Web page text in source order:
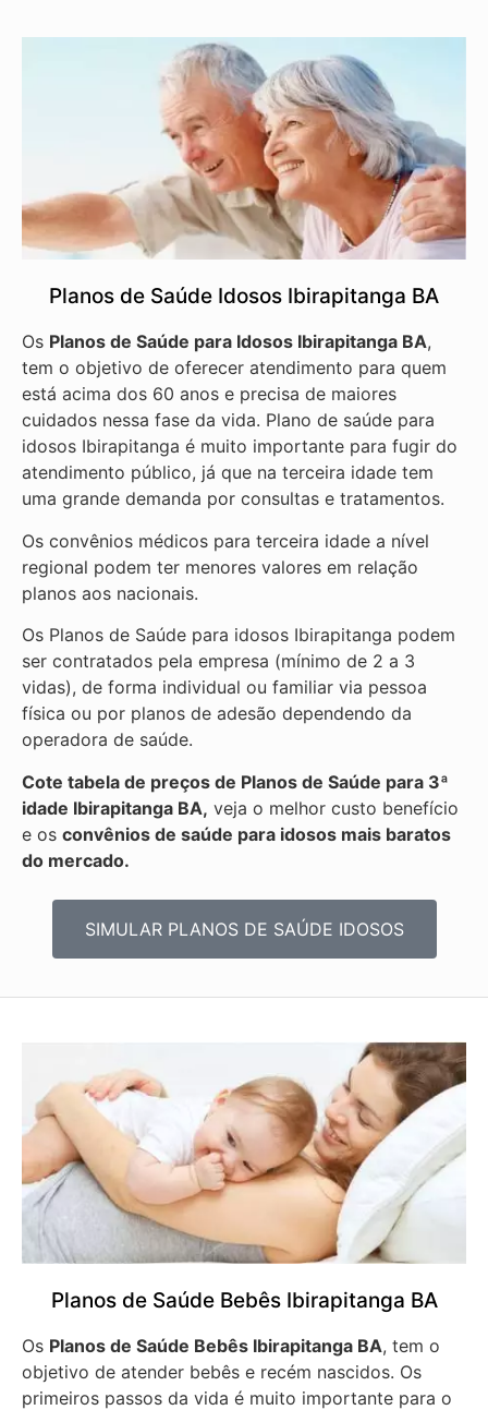
Planos de Saúde Idosos Ibirapitanga BA
Os Planos de Saúde para Idosos Ibirapitanga BA,
tem o objetivo de oferecer atendimento para quem
está acima dos 60 anos e precisa de maiores
cuidados nessa fase da vida. Plano de saúde para
idosos Ibirapitanga é muito importante para fugir do
atendimento público, já que na terceira idade tem
uma grande demanda por consultas e tratamentos.
Os convênios médicos para terceira idade a nível
regional podem ter menores valores em relação
planos aos nacionais.
Os Planos de Saúde para idosos Ibirapitanga podem
ser contratados pela empresa (mínimo de 2 a 3
vidas), de forma individual ou familiar via pessoa
física ou por planos de adesão dependendo da
operadora de saúde.
Cote tabela de preços de Planos de Saúde para 3ª
idade Ibirapitanga BA, veja o melhor custo benefício
e os convênios de saúde para idosos mais baratos
do mercado.
SIMULAR PLANOS DE SAÚDE IDOSOS
Planos de Saúde Bebês Ibirapitanga BA
Os Planos de Saúde Bebês Ibirapitanga BA, tem o
objetivo de atender bebês e recém nascidos. Os
primeiros passos da vida é muito importante para o